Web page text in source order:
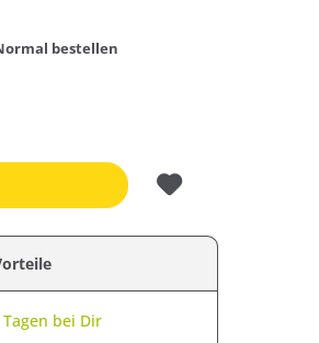
bestellen
bei Dir